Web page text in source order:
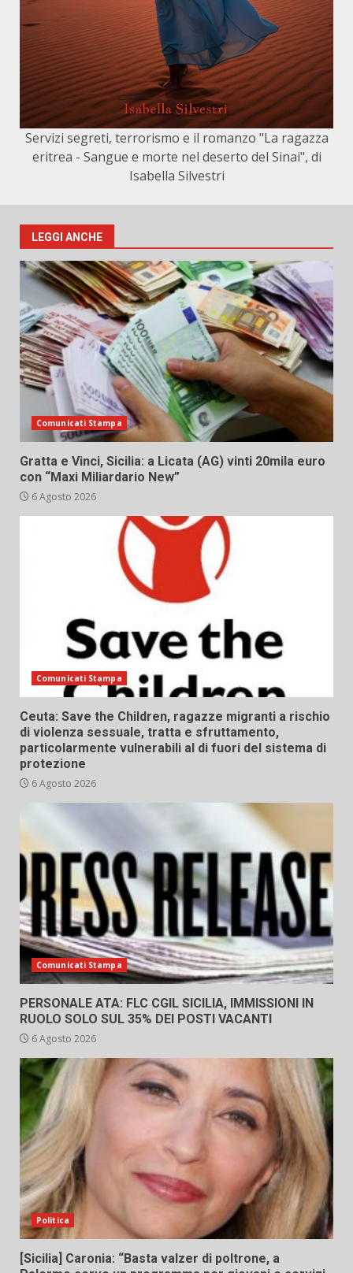
Servizi segreti, terrorismo e il romanzo "La ragazza
eritrea - Sangue e morte nel deserto del Sinai", di
Isabella Silvestri
LEGGI ANCHE
Comunicati Stampa
Gratta e Vinci, Sicilia: a Licata (AG) vinti 20mila euro
con “Maxi Miliardario New”
6 Agosto 2026
Comunicati Stampa
Ceuta: Save the Children, ragazze migranti a rischio
di violenza sessuale, tratta e sfruttamento,
particolarmente vulnerabili al di fuori del sistema di
protezione
6 Agosto 2026
Comunicati Stampa
PERSONALE ATA: FLC CGIL SICILIA, IMMISSIONI IN
RUOLO SOLO SUL 35% DEI POSTI VACANTI
6 Agosto 2026
Politica
[Sicilia] Caronia: “Basta valzer di poltrone, a